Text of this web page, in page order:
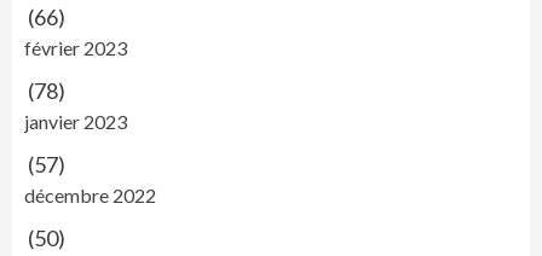
(66)
février 2023
(78)
janvier 2023
(57)
décembre 2022
(50)